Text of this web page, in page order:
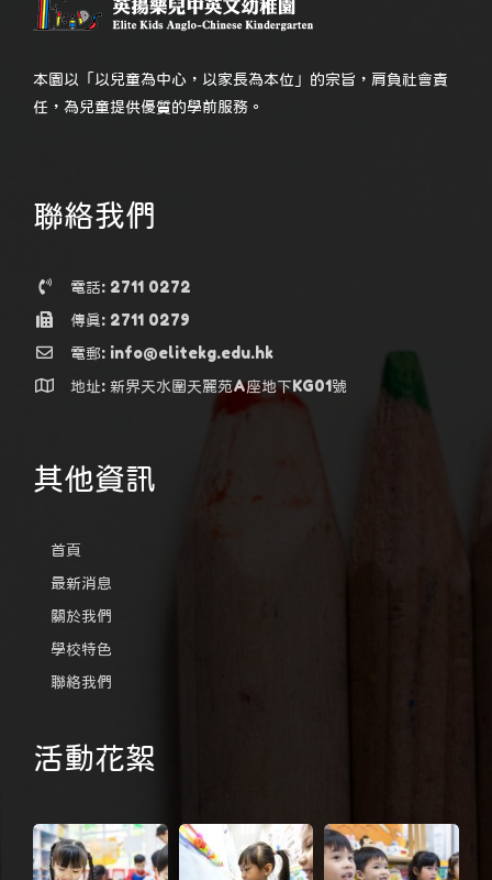
本園以「以兒童為中心，以家長為本位」的宗旨，肩負社會責
任，為兒童提供優質的學前服務。
聯絡我們
電話: 2711 0272
傳真: 2711 0279
電郵: info@elitekg.edu.hk
地址: 新界天水圍天麗苑A座地下KG01號
其他資訊
首頁
最新消息
關於我們
學校特色
聯絡我們
活動花絮